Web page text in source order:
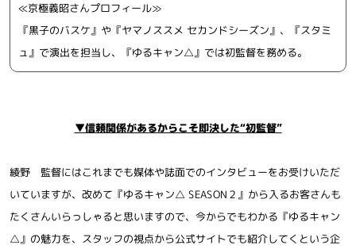
トレーラー 原作
≪京極義昭さんプロフィール≫
『黒子のバスケ』や『ヤマノススメ セカンドシーズン』、『スタミ
ュ』で演出を担当し、『ゆるキャン△』では初監督を務める。
▼信頼関係があるからこそ即決した“初監督”
綾野 監督にはこれまでも媒体や誌面でのインタビューをお受けいただ
いていますが、改めて『ゆるキャン△ SEASON２』から入るお客さんも
たくさんいらっしゃると思いますので、今からでもわかる『ゆるキャン
△』の魅力を、スタッフの視点から公式サイトでも紹介してくという企